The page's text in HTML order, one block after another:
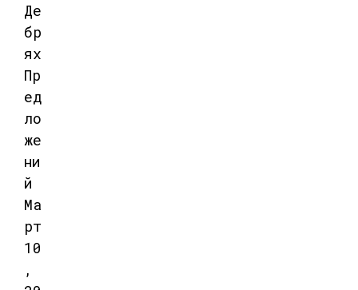
Де
бр
ях
Пр
ед
ло
же
ни
й
Ма
рт
10
,